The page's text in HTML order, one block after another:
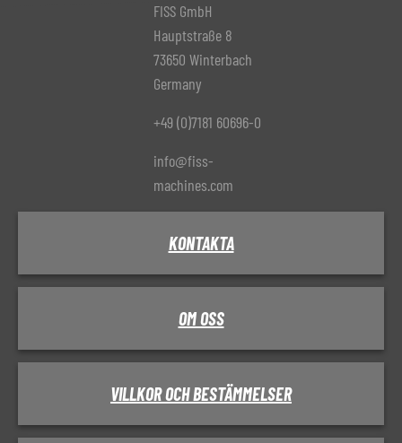
FISS GmbH
Hauptstraße 8
73650 Winterbach
Germany
+49 (0)7181 60696-0
info@fiss-
machines.com
KONTAKTA
OM OSS
VILLKOR OCH BESTÄMMELSER